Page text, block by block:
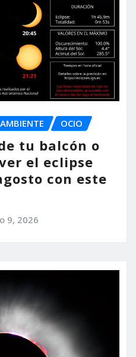
OCIO
tu balcón o
el eclipse
con este
9, 2026